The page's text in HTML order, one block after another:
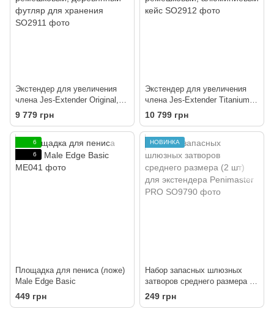
Экстендер для увеличения
члена Jes-Extender Original,
ремешковый, деревянный
футляр для хранения
9 779 грн
Экстендер для увеличения
члена Jes-Extender Titanium,
ремешковый, алюминиевый
10 799 грн
6
6
Площадка для пениса (ложе)
Male Edge Basic
449 грн
НОВИНКА
Набор запасных шлюзных
затворов среднего размера (2
шт) для экстендера
Penimaster PRO
249 грн